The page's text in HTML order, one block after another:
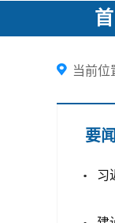
当前位
要
习